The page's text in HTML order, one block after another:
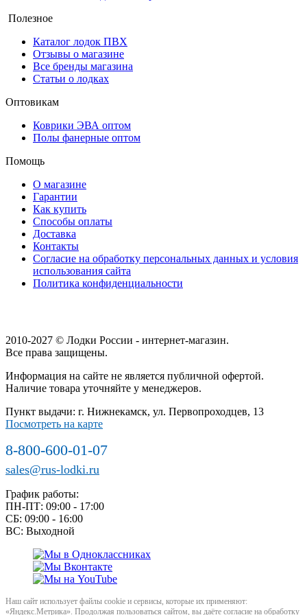
Полезное
Каталог лодок ПВХ
Отзывы о магазине
Все бренды магазина
Статьи о лодках
Оптовикам
Коврики ЭВА оптом
Полы фанерные оптом
Помощь
О магазине
Гарантии
Как купить
Способы оплаты
Доставка
Контакты
Согласие на обработку персональных данных и условия
использования сайта
Политика конфиденциальности
2010-2027 © Лодки России - интернет-магазин.
Все права защищены.
Информация на сайте не является публичной офертой.
Наличие товара уточняйте у менеджеров.
Пункт выдачи: г. Нижнекамск, ул. Первопроходцев, 13
Посмотреть на карте
8-800-600-01-07
sales@rus-lodki.ru
График работы:
ПН-ПТ: 09:00 - 17:00
СБ: 09:00 - 16:00
ВС: Выходной
Наш сайт использует файлы cookie и сервисы, которые их применяют:
«Яндекс.Метрика». Продолжая пользоваться сайтом, вы даёте согласие на обработку